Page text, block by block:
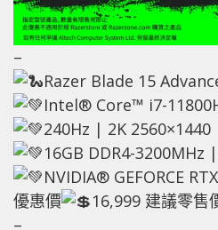
–
Razer Blade 15
Intel® Core™ i7-
240Hz | 2K 2560×1440
16GB DDR4-3200MHz
NVIDIA® GEFORCE
優惠價
16,999 建議零售
–